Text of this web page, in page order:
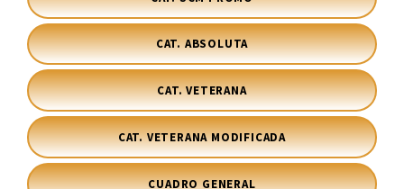
CAT. ABSOLUTA
CAT. VETERANA
CAT. VETERANA MODIFICADA
CUADRO GENERAL